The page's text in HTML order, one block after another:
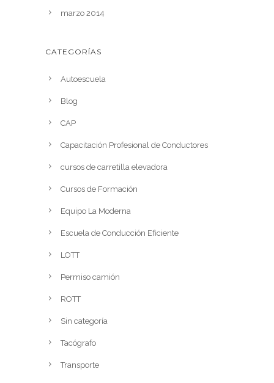
marzo 2014
CATEGORÍAS
Autoescuela
Blog
CAP
Capacitación Profesional de Conductores
cursos de carretilla elevadora
Cursos de Formación
Equipo La Moderna
Escuela de Conducción Eficiente
LOTT
Permiso camión
ROTT
Sin categoría
Tacógrafo
Transporte